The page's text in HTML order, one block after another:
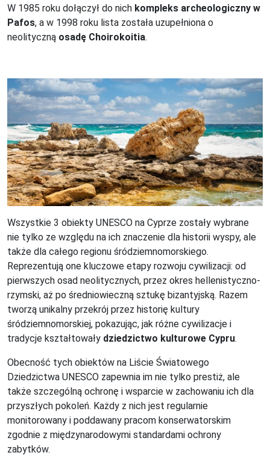
W 1985 roku dołączył do nich kompleks archeologiczny w
Pafos, a w 1998 roku lista została uzupełniona o
neolityczną osadę Choirokoitia.
Wszystkie 3 obiekty UNESCO na Cyprze zostały wybrane
nie tylko ze względu na ich znaczenie dla historii wyspy, ale
także dla całego regionu śródziemnomorskiego.
Reprezentują one kluczowe etapy rozwoju cywilizacji: od
pierwszych osad neolitycznych, przez okres hellenistyczno-
rzymski, aż po średniowieczną sztukę bizantyjską. Razem
tworzą unikalny przekrój przez historię kultury
śródziemnomorskiej, pokazując, jak różne cywilizacje i
tradycje kształtowały dziedzictwo kulturowe Cypru.
Obecność tych obiektów na Liście Światowego
Dziedzictwa UNESCO zapewnia im nie tylko prestiż, ale
także szczególną ochronę i wsparcie w zachowaniu ich dla
przyszłych pokoleń. Każdy z nich jest regularnie
monitorowany i poddawany pracom konserwatorskim
zgodnie z międzynarodowymi standardami ochrony
zabytków.